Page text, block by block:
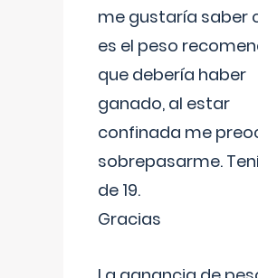
me gustaría saber
es el peso
que debería haber
ganado, al estar
confinada me
sobrepasarme.
de 19.
Gracias